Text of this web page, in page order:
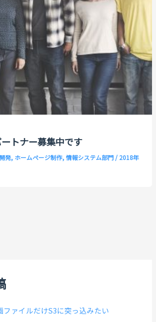
トナー募集中です
発, ホームページ制作,情報システム部門/ 2018年
ァイルだけS3に突っ込みたい